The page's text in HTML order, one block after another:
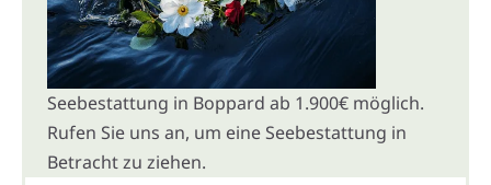
Seebestattung in Boppard ab 1.900€ möglich.
Rufen Sie uns an, um eine Seebestattung in
Betracht zu ziehen.